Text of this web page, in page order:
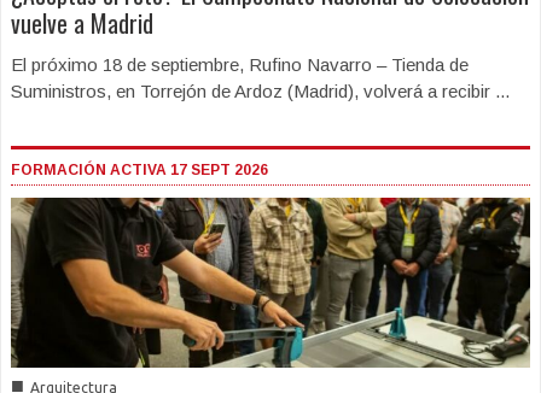
vuelve a Madrid
El próximo 18 de septiembre, Rufino Navarro – Tienda de
Suministros, en Torrejón de Ardoz (Madrid), volverá a recibir ...
FORMACIÓN ACTIVA 17 SEPT 2026
■ Arquitectura